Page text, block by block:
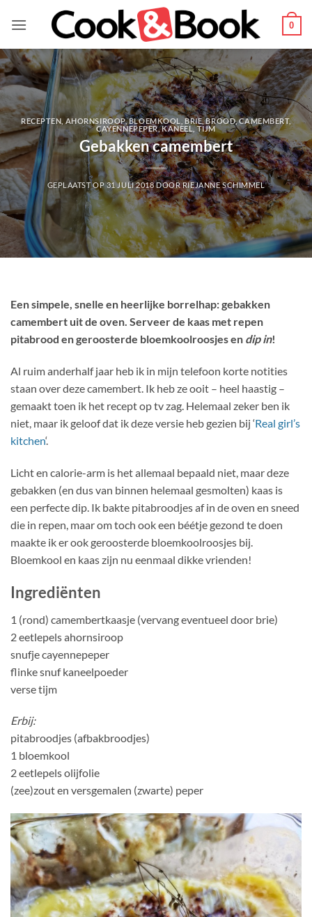
naar
0
RECEPTEN AHORNSIROOP,BLOEMKOOL ,BRIE,BROOD,CAMEMBERT,
CAYENNEPEPER,KANEEL,TIJM
Gebakken camembert
GEPLAATST OP31 JULI 2018DOORRIEJANNE SCHIMMEL
Een simpele, snelle en heerlijke borrelhap: gebakken
camembert uit de oven. Serveer de kaas met repen
pitabrood en geroosterde bloemkoolroosjes en dip in!
Al ruim anderhalf jaar heb ik in mijn telefoon korte notities
staan over deze camembert. Ik heb ze ooit – heel haastig –
gemaakt toen ik het recept op tv zag. Helemaal zeker ben ik
niet, maar ik geloof dat ik deze versie heb gezien bij ‘Real girl’s
kitchen‘.
Licht en calorie-arm is het allemaal bepaald niet, maar deze
gebakken (en dus van binnen helemaal gesmolten) kaas is
een perfecte dip. Ik bakte pitabroodjes af in de oven en sneed
die in repen, maar om toch ook een béétje gezond te doen
maakte ik er ook geroosterde bloemkoolroosjes bij.
Bloemkool en kaas zijn nu eenmaal dikke vrienden!
Ingrediënten
1 (rond) camembertkaasje (vervang eventueel door brie)
2 eetlepels ahornsiroop
snufje cayennepeper
flinke snuf kaneelpoeder
verse tijm
Erbij:
pitabroodjes (afbakbroodjes)
1 bloemkool
2 eetlepels olijfolie
(zee)zout en versgemalen (zwarte) peper